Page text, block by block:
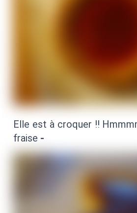
Elle est à croquer !!
fraise -